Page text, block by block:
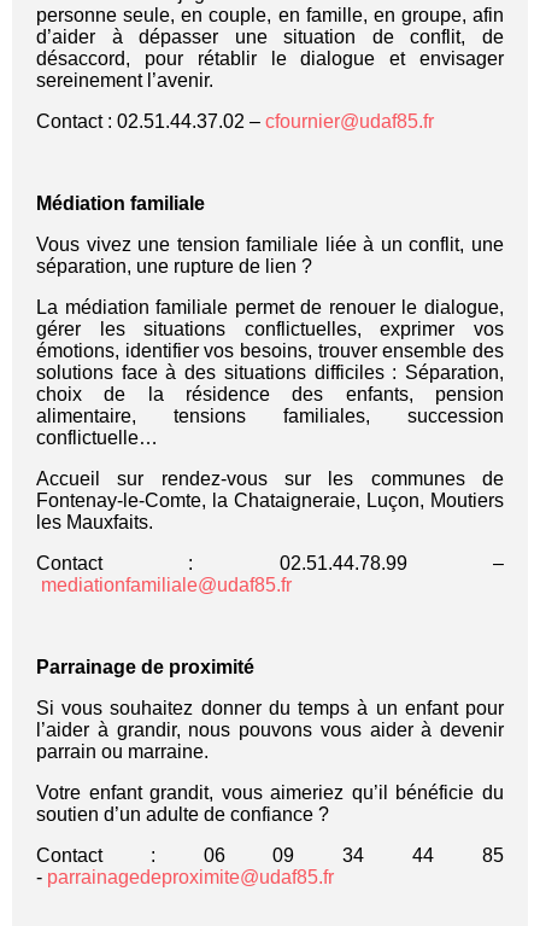
personne seule, en couple, en famille, en groupe, afin
d’aider à dépasser une situation de conflit, de
désaccord, pour rétablir le dialogue et envisager
sereinement l’avenir.
Contact : 02.51.44.37.02 – cfournier@udaf85.fr
Médiation familiale
Vous vivez une tension familiale liée à un conflit, une
séparation, une rupture de lien ?
La médiation familiale permet de renouer le dialogue,
gérer les situations conflictuelles, exprimer vos
émotions, identifier vos besoins, trouver ensemble des
solutions face à des situations difficiles : Séparation,
choix de la résidence des enfants, pension
alimentaire, tensions familiales, succession
conflictuelle…
Accueil sur rendez-vous sur les communes de
Fontenay-le-Comte, la Chataigneraie, Luçon, Moutiers
les Mauxfaits.
Contact : 02.51.44.78.99 –
mediationfamiliale@udaf85.fr
Parrainage de proximité
Si vous souhaitez donner du temps à un enfant pour
l’aider à grandir, nous pouvons vous aider à devenir
parrain ou marraine.
Votre enfant grandit, vous aimeriez qu’il bénéficie du
soutien d’un adulte de confiance ?
Contact : 06 09 34 44 85
- parrainagedeproximite@udaf85.fr